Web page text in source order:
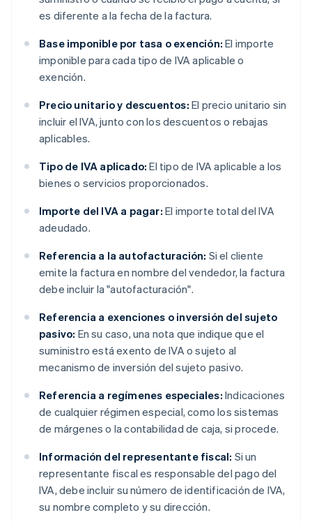
es diferente a la fecha de la factura.
Base imponible por tasa o exención: El importe
imponible para cada tipo de IVA aplicable o
exención.
Precio unitario y descuentos: El precio unitario sin
incluir el IVA, junto con los descuentos o rebajas
aplicables.
Tipo de IVA aplicado: El tipo de IVA aplicable a los
bienes o servicios proporcionados.
Importe del IVA a pagar: El importe total del IVA
adeudado.
Referencia a la autofacturación: Si el cliente
emite la factura en nombre del vendedor, la factura
debe incluir la "autofacturación".
Referencia a exenciones o inversión del sujeto
pasivo: En su caso, una nota que indique que el
suministro está exento de IVA o sujeto al
mecanismo de inversión del sujeto pasivo.
Referencia a regímenes especiales: Indicaciones
de cualquier régimen especial, como los sistemas
de márgenes o la contabilidad de caja, si procede.
Información del representante fiscal: Si un
representante fiscal es responsable del pago del
IVA, debe incluir su número de identificación de IVA,
su nombre completo y su dirección.